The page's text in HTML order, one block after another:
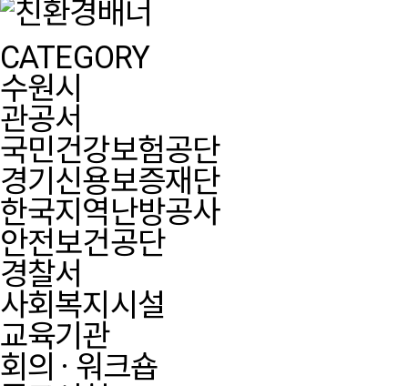
CATEGORY
수원시
관공서
국민건강보험공단
경기신용보증재단
한국지역난방공사
안전보건공단
경찰서
사회복지시설
교육기관
회의 · 워크숍